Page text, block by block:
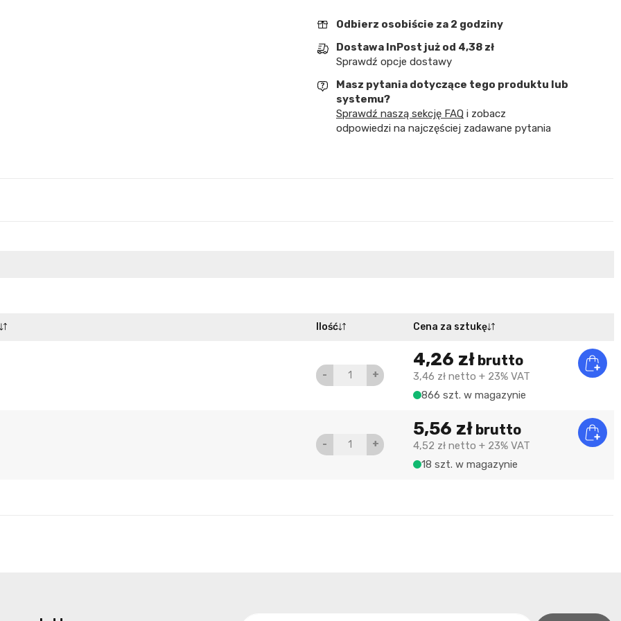
Odbierz osobiście za 2 godziny
Dostawa InPost już od 4,38 zł
Sprawdź opcje dostawy
Masz pytania dotyczące tego produktu lub
systemu?
Sprawdź naszą sekcję FAQ i zobacz
odpowiedzi na najczęściej zadawane pytania
Ilość Cena za sztukę
- +
4,26 zł brutto
3,46 zł netto + 23% VAT
866 szt. w magazynie
- +
5,56 zł brutto
4,52 zł netto + 23% VAT
18 szt. w magazynie